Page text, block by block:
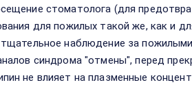
стоматолога (для
для пожилых такой же, как и
наблюдение за
синдрома "отмены", перед
не влияет на плазменные